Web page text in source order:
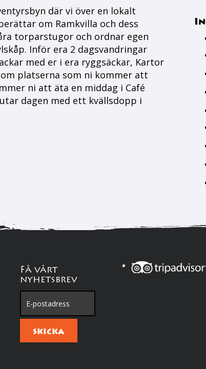
där vi över en lokalt
om Ramkvilla och dess
torparstugor och ordnar egen
Inför era 2 dagsvandringar
med er i era ryggsäckar, Kartor
platserna som ni kommer att
ni att äta en middag i Café
dagen med ett kvällsdopp i
Få vårt
nyhetsbrev